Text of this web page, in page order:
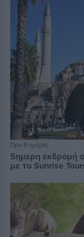
Πριν 8 ημέρες
5ημερη εκδρομή
με το Sunrise